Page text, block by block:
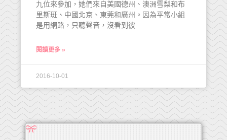
九位來參加，她們來自美國德州、澳洲雪梨和布
里斯班、中國北京、東莞和廣州。因為平常小組
是用網路，只聽聲音，沒看到彼
閱讀更多 »
2016-10-01